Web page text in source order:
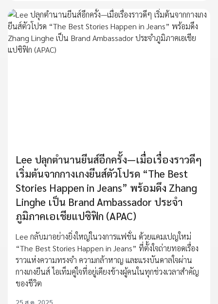
Lee ปลุกตำนานยีนส์อีกครั้ง—เมื่อเรื่องราวดีๆ
เริ่มต้นจากกางเกงยีนส์ตัวโปรด “The Best
Stories Happen in Jeans” พร้อมดึง Zhang
Linghe เป็น Brand Ambassador ประจำ
ภูมิภาคเอเชียแปซิฟิก (APAC)
Lee กลับมาอย่างยิ่งใหญ่ในวงการแฟชั่น ด้วยแคมเปญใหม่
“The Best Stories Happen in Jeans” ที่ตั้งใจถ่ายทอดเรื่อง
ราวแห่งความทรงจำ ความกล้าหาญ และแรงบันดาลใจผ่าน
กางเกงยีนส์ ไอเท็มคู่ใจที่อยู่เคียงข้างผู้คนในทุกช่วงเวลาสำคัญ
ของชีวิต
25 ส.ค. 2025